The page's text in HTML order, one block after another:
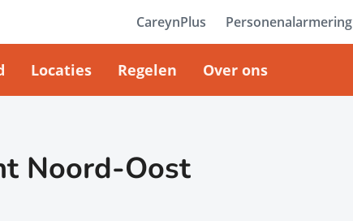
Locaties Regelen Over ons
CareynPlus Personenalarmering
Noord-Oost